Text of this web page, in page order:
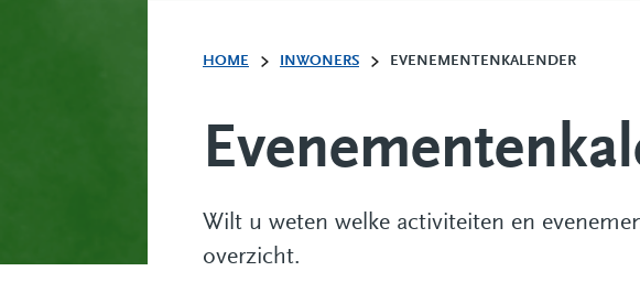
HOME INWONERS EVENEMENTENKALENDER
Wilt u weten welke activiteiten en
overzicht.